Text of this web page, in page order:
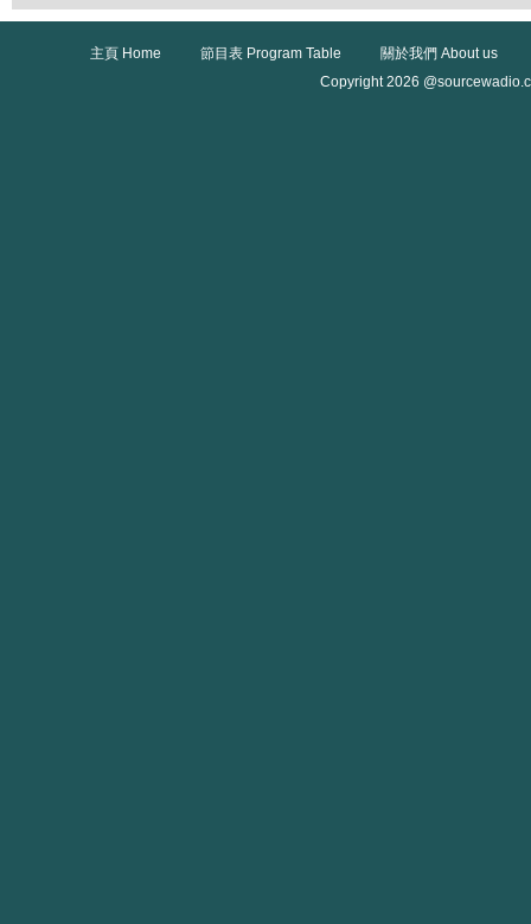
主頁 Home 節目表 Program Table
關於我們 About us
Copyright 2026